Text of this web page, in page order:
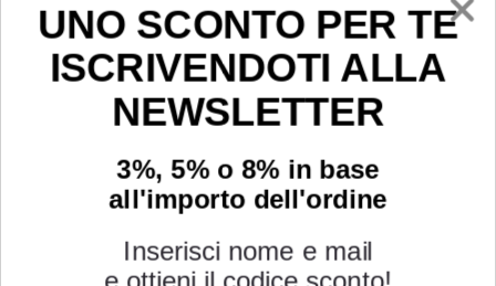
Youtube
UNO SCONTO PER TE
ISCRIVENDOTI ALLA
NEWSLETTER
3%, 5% o 8% in base
all'importo dell'ordine
Inserisci nome e mail